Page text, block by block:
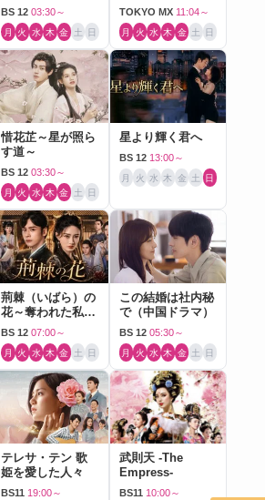
BS 12 03:30～
月 火 水 木 金 土 日
TOKYO MX 11:04～
月 火 水 木 金 土 日
惜花芷～星が照ら
す道～
BS 12 03:30～
月 火 水 木 金 土 日
星より輝く君へ
BS 12 13:00～
月 火 水 木 金 土 日
荊棘（いばら）の
花～奪われた私～
（中国ドラマ）
BS 12 07:00～
月 火 水 木 金 土 日
この結婚は社内秘
で（中国ドラマ）
BS 12 05:30～
月 火 水 木 金 土 日
テレサ・テン 歌
姫を愛した人々
BS11 19:00～
武則天 -The
Empress-
BS11 10:00～